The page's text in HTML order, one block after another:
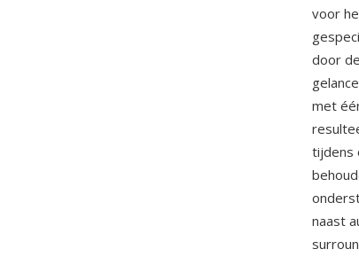
voor
door
met
tijdens
naast